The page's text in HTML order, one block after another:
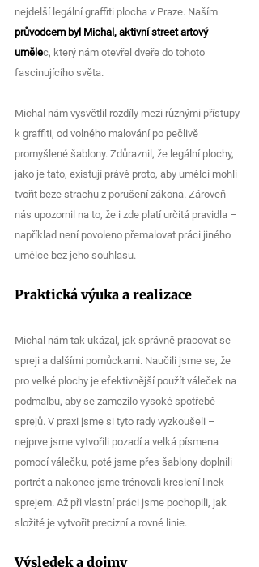
nejdelší legální graffiti plocha v Praze. Naším
průvodcem byl Michal, aktivní street artový
umělec, který nám otevřel dveře do tohoto
fascinujícího světa.
Michal nám vysvětlil rozdíly mezi různými přístupy
k graffiti, od volného malování po pečlivě
promyšlené šablony. Zdůraznil, že legální plochy,
jako je tato, existují právě proto, aby umělci mohli
tvořit beze strachu z porušení zákona. Zároveň
nás upozornil na to, že i zde platí určitá pravidla –
například není povoleno přemalovat práci jiného
umělce bez jeho souhlasu.
Praktická výuka a realizace
Michal nám tak ukázal, jak správně pracovat se
spreji a dalšími pomůckami. Naučili jsme se, že
pro velké plochy je efektivnější použít váleček na
podmalbu, aby se zamezilo vysoké spotřebě
sprejů. V praxi jsme si tyto rady vyzkoušeli –
nejprve jsme vytvořili pozadí a velká písmena
pomocí válečku, poté jsme přes šablony doplnili
portrét a nakonec jsme trénovali kreslení linek
sprejem. Až při vlastní práci jsme pochopili, jak
složité je vytvořit precizní a rovné linie.
Výsledek a dojmy